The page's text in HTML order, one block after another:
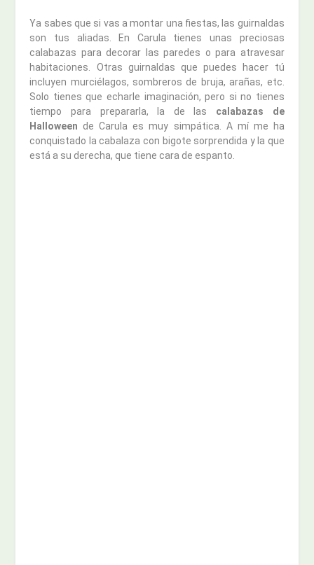
Ya sabes que si vas a montar una fiestas, las guirnaldas
son tus aliadas. En Carula tienes unas preciosas
calabazas para decorar las paredes o para atravesar
habitaciones. Otras guirnaldas que puedes hacer tú
incluyen murciélagos, sombreros de bruja, arañas, etc.
Solo tienes que echarle imaginación, pero si no tienes
tiempo para prepararla, la de las calabazas de
Halloween de Carula es muy simpática. A mí me ha
conquistado la cabalaza con bigote sorprendida y la que
está a su derecha, que tiene cara de espanto.